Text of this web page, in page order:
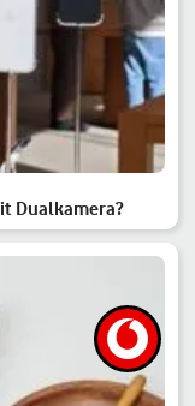
Dualkamera?